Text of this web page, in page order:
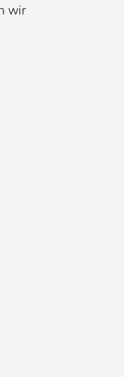
wir